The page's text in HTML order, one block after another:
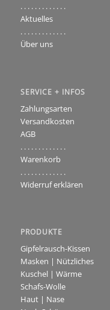
. . . . . . . . . . . . .
Aktuelles
. . . . . . . . . . . . .
Über uns
SERVICE + INFOS
Zahlungsarten
Versandkosten
AGB
. . . . . . . . . . . . .
Warenkorb
. . . . . . . . . . . . .
Widerruf erklären
PRODUKTE
Gipfelrausch-Kissen
Masken | Nützliches
Kuschel | Wärme
Schafs-Wolle
Haut | Nase